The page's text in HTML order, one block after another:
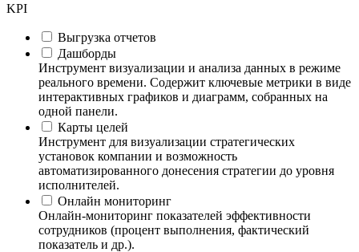
KPI
Выгрузка отчетов
Дашборды
Инструмент визуализации и анализа данных в режиме
реального времени. Содержит ключевые метрики в виде
интерактивных графиков и диаграмм, собранных на
одной панели.
Карты целей
Инструмент для визуализации стратегических
установок компании и возможность
автоматизированного донесения стратегии до уровня
исполнителей.
Онлайн мониторинг
Онлайн-мониторинг показателей эффективности
сотрудников (процент выполнения, фактический
показатель и др.).